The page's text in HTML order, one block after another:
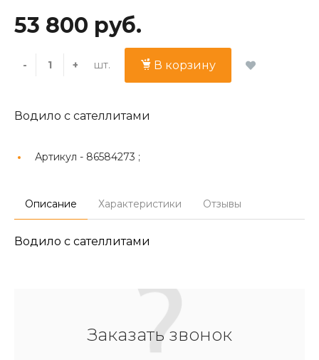
53 800 руб.
- + шт. В корзину
Водило с сателлитами
Артикул - 86584273 ;
Описание Характеристики Отзывы
Водило с сателлитами
Заказать звонок